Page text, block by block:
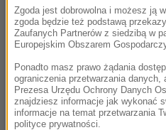
Zgoda jest dobrowolna i możesz ją
zgoda będzie też podstawą
Zaufanych Partnerów z siedzibą w
Europejskim Obszarem
Ponadto masz prawo żądania
ograniczenia przetwarzania danych,
Prezesa Urzędu Ochrony Danych
znajdziesz informacje jak wykonać
informacje na temat przetwarzania
polityce prywatności.